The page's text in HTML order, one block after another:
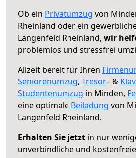
Ob ein Privatumzug von
Rheinland oder ein
Langenfeld Rheinland, wir
problemlos und stressfrei
Allzeit bereit für Ihren
Seniorenumzug, Tresor– &
Studentenumzug in Minden,
eine optimale Beiladung von
Langenfeld Rheinland.
Erhalten Sie jetzt in nur
unverbindliche und